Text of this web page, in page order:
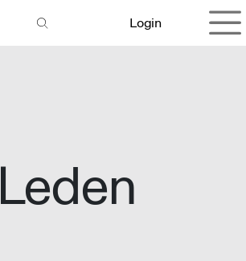
Login
Leden